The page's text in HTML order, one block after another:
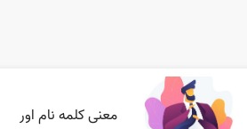
معنی کلمه نام اور